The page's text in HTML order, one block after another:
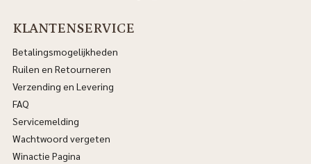
KLANTENSERVICE
Betalingsmogelijkheden
Ruilen en Retourneren
Verzending en Levering
FAQ
Servicemelding
Wachtwoord vergeten
Winactie Pagina